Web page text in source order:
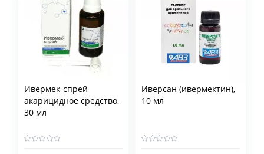
Ивермек-спрей
акарицидное средство,
30 мл
Иверсан (ивермектин),
10 мл